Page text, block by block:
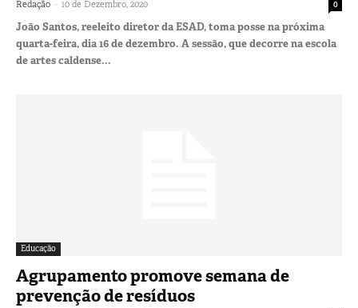
Redação - 10 de Dezembro, 2020 0
João Santos, reeleito diretor da ESAD, toma posse na próxima
quarta-feira, dia 16 de dezembro. A sessão, que decorre na escola
de artes caldense...
Educação
Agrupamento promove semana de
prevenção de resíduos